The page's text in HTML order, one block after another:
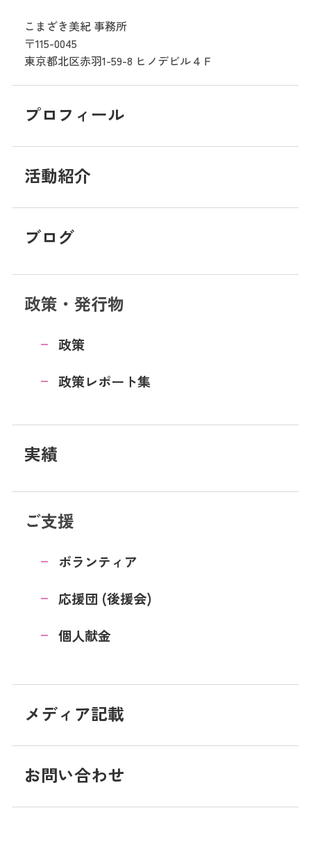
こまざき美紀 事務所
〒115-0045
東京都北区赤羽1-59-8 ヒノデビル４Ｆ
プロフィール
活動紹介
ブログ
政策・発行物
政策
政策レポート集
実績
ご支援
ボランティア
応援団 (後援会)
個人献金
メディア記載
お問い合わせ